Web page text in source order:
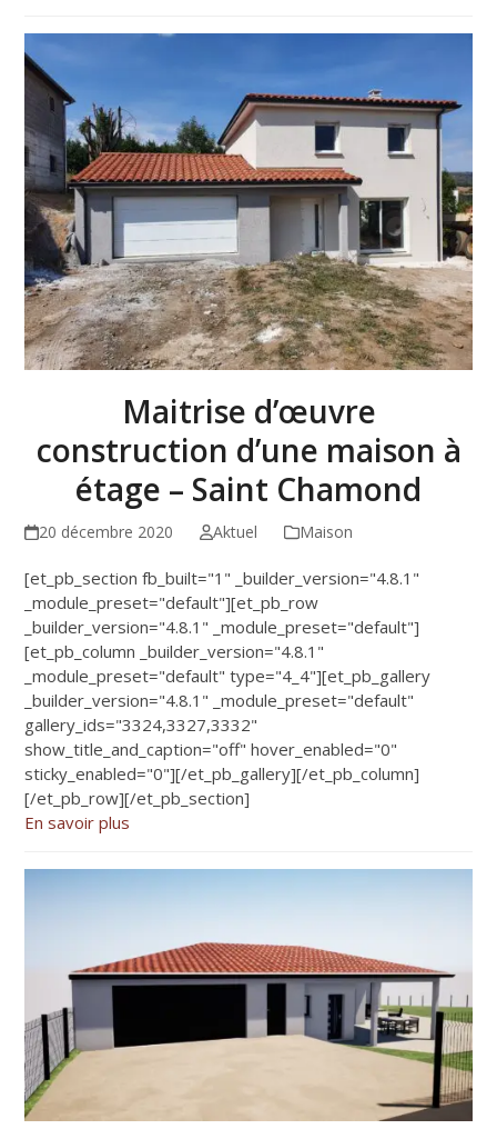
Maitrise d’œuvre
construction d’une maison à
étage – Saint Chamond
20 décembre 2020 Aktuel Maison
[et_pb_section fb_built="1" _builder_version="4.8.1"
_module_preset="default"][et_pb_row
_builder_version="4.8.1" _module_preset="default"]
[et_pb_column _builder_version="4.8.1"
_module_preset="default" type="4_4"][et_pb_gallery
_builder_version="4.8.1" _module_preset="default"
gallery_ids="3324,3327,3332"
show_title_and_caption="off" hover_enabled="0"
sticky_enabled="0"][/et_pb_gallery][/et_pb_column]
[/et_pb_row][/et_pb_section]
En savoir plus